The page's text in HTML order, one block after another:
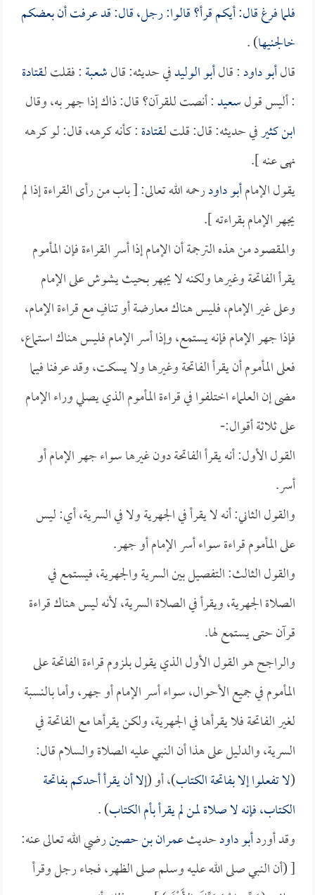
فلما فرغ قال: أيكم قرأ؟ قالوا: رجل، قال: قد عرفت أن بعضكم
خالجنيها) .
قالأبو داود: قالأبو الوليدفي حديثه: قالشعبة: فقلت لـقتادة
: أليس قولسعيد: أنصت للقرآن؟ قال: ذاك إذا جهر به، وقال
ابن كثيرفي حديثه: قال: قلت لـقتادة: كأنه كرهه، قال: لو كرهه
نهى عنه ].
يقول الإمامأبو داودرحمه الله تعالى: [ باب من رأى القراءة إذا لم
يجهر الإمام بقراءته ].
والمقصود من هذه الترجمة أن الإمام إذا أسر القراءة فإن المأموم
يقرأ الفاتحة وغيرها ولكنه لا يجهر بحيث يشوش على الإمام
وعلى غير الإمام، فليس هناك معارضة أو تنافٍ مع قراءة الإمام،
فإذا جهر الإمام فإنه يستمع، وإذا أسر الإمام فليس هناك استماع،
فعلى المأموم أن يقرأ الفاتحة وغيرها ولا يسكت، وقد عرفنا فيما
مضى إن العلماء اختلفوا في قراءة المأموم الذي يصلي وراء الإمام
على ثلاثة أقوال:-
القول الأول: أنه يقرأ الفاتحة دون غيرها سواء جهر الإمام أو
أسر.
والقول الثاني: أنه لا يقرأ في الجهرية ولا في السرية، أي: ليس
على المأموم قراءة سواء أسر الإمام أو جهر.
والقول الثالث: التفصيل بين السرية والجهرية، فيستمع في
الصلاة الجهرية، ويقرأ في الصلاة السرية، لأنه ليس هناك قراءة
قرآن حتى يستمع لها.
والراجح هو القول الأول الذي يقول بلزوم قراءة الفاتحة على
المأموم في جميع الأحوال، سواء أسر الإمام أو جهر، وأما بالنسبة
لغير الفاتحة فلا يقرأها في الجهرية، ولكن يقرأها مع الفاتحة في
السرية، والدليل على هذا أن النبي عليه الصلاة والسلام قال:
(لا تفعلوا إلا بفاتحة الكتاب)، أو (إلا أن يقرأ أحدكم بفاتحة
الكتاب، فإنه لا صلاة لمن لم يقرأ بأم الكتاب) .
وقد أوردأبو داودحديثعمران بن حصينرضي الله تعالى عنه:
[ (أن النبي صلى الله عليه وسلم صلى الظهر، فجاء رجل وقرأ